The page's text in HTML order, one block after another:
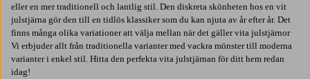
eller en mer traditionell och lantlig stil. Den diskreta skönheten hos en vit
julstjärna gör den till en tidlös klassiker som du kan njuta av år efter år. Det
finns många olika variationer att välja mellan när det gäller vita julstjärnor
Vi erbjuder allt från traditionella varianter med vackra mönster till moderna
varianter i enkel stil. Hitta den perfekta vita julstjärnan för ditt hem redan
idag!